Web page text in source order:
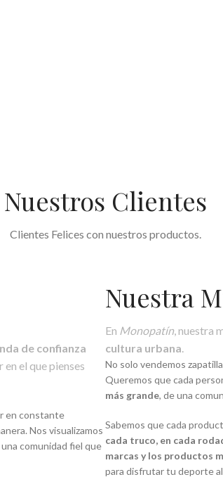
Nuestros Clientes
Clientes Felices con nuestros productos.
de confianza
el que pienses
en constante
Nos visualizamos
comunidad fiel que
Nuestra
En Monopatín, nuestra
cultura urbana.
No solo vendemos
Queremos que cada
más grande, de una
Sabemos que cada
cada truco, en cada
marcas y los productos
para disfrutar tu deporte al